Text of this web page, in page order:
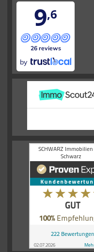
9,6
26 reviews
by